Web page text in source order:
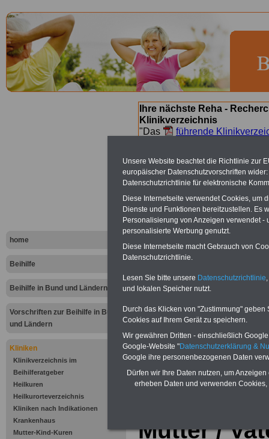
home
Beihilfe
Beihilfe in Bund und Ländern
Vorschriften zur Beihilfe in Bund
und Ländern
Kliniken
Klinikverzeichnis im
Beihilferatgeber
Heilkuren
Heilkurorteverzeichnis
Kliniken nach Indikationen
Krankenhaus
Mutter-Kind-Kuren
Ihre nächste Reha -
Klinikverzeichnis
"Das
führende
suchen. Beamtinnen und
Angebote nach
Vater-
UNSER TIPP für
DieOstseeklinik
Behandlungskonzept, das auch
Mehr Informationen finden Sie
kuehlungsborn.de
ZumABC der
Mutter /
Unsere Website beachtet die Richtlinie zur
europäischer Datenschutzvorschriften
Datenschutzrichtlinie für elektronische
Diese Internetseite verwendet Cookies, um
Dienste und Funktionen bereitzustellen. Es
Personalisierung von Anzeigen verwendet
personalisierte Werbung genutzt.
Diese Internetseite macht Gebrauch von
Datenschutzrichtlinie.
Lesen Sie bitte unsere Datenschutzrichtlinie
und lokalen Speicher nutzt.
Durch das Klicken von "Zustimmung"
Cookies auf Ihrem Gerät zu speichern.
Wir gewähren Dritten - einschließlich
Google-Website "Datenschutzerklärung &
Google ihre personenbezogenen Daten
Dürfen wir Ihre Daten nutzen, um
erheben Daten und verwenden